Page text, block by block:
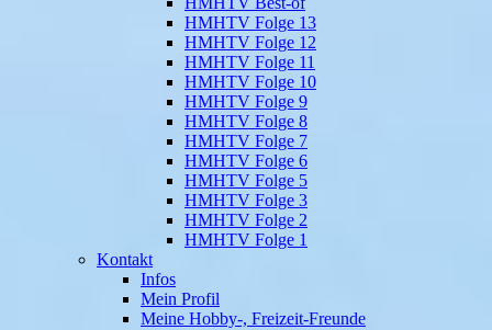
HMHTV Folge 13
HMHTV Folge 12
HMHTV Folge 11
HMHTV Folge 10
HMHTV Folge 9
HMHTV Folge 8
HMHTV Folge 7
HMHTV Folge 6
HMHTV Folge 5
HMHTV Folge 3
HMHTV Folge 2
HMHTV Folge 1
Kontakt
Infos
Mein Profil
Meine Hobby-, Freizeit-Freunde